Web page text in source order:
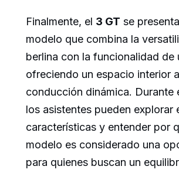
Finalmente, el 3 GT se
modelo que combina la
berlina con la funcionalidad de
ofreciendo un espacio interior
conducción dinámica. Durante
los asistentes pueden explorar
características y entender por
modelo es considerado una
para quienes buscan un